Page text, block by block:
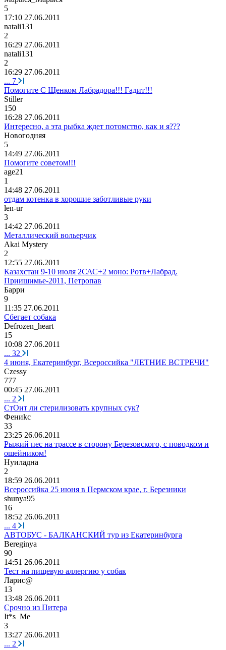
5
17:10 27.06.2011
natali131
2
16:29 27.06.2011
natali131
2
16:29 27.06.2011
... 7
Помогите С Щенком Лабрадора!!! Гадит!!!
Stiller
150
16:28 27.06.2011
Интересно, а эта рыбка ждет потомство, как и я???
Новогодняя
5
14:49 27.06.2011
Помогите советом!!!
age21
1
14:48 27.06.2011
отдам котенка в хорошие заботливые руки
len-ur
3
14:42 27.06.2011
Металлический вольерчик
Akai Mystery
2
12:55 27.06.2011
Казахстан 9-10 июля 2САС+2 моно: Ротв+Лабрад.
Приишимье-2011, Петропав
Барри
9
11:35 27.06.2011
Сбегает собака
Defrozen_heart
15
10:08 27.06.2011
... 32
4 июня, Екатеринбург, Всероссийка "ЛЕТНИЕ ВСТРЕЧИ"
Czessy
777
00:45 27.06.2011
... 2
СтОит ли стерилизовать крупных сук?
Фeниkc
33
23:25 26.06.2011
Рыжий пес на трассе в сторону Березовского, с поводком и
ошейником!
Нуиладна
2
18:59 26.06.2011
Всероссийка 25 июня в Пермском крае, г. Березники
shunya95
16
18:52 26.06.2011
... 4
АВТОБУС - БАЛКАНСКИЙ тур из Екатеринбурга
Bereginya
90
14:51 26.06.2011
Тест на пищевую аллергию у собак
Ларис@
13
13:48 26.06.2011
Срочно из Питера
It*s_Me
3
13:27 26.06.2011
... 2